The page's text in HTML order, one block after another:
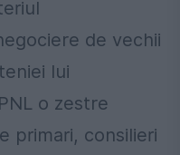
de vechii
lui
o zestre
primari, consilieri